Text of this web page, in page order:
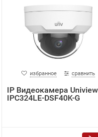
избранное сравнить
IP Видеокамера Uniview
IPC324LE-DSF40K-G